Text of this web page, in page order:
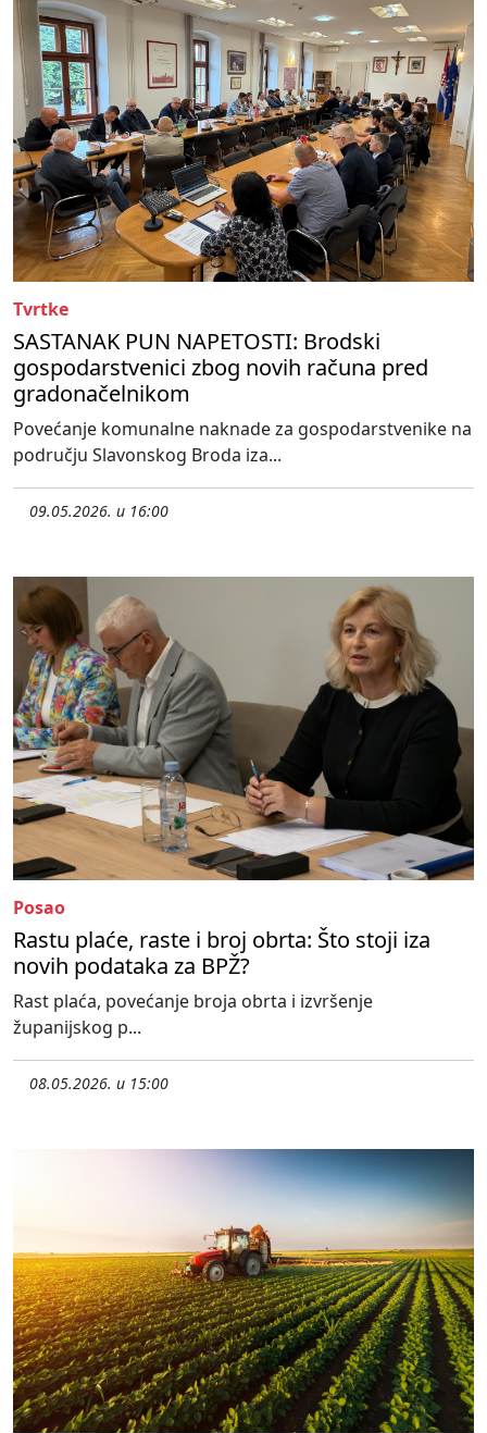
Tvrtke
SASTANAK PUN NAPETOSTI: Brodski
gospodarstvenici zbog novih računa pred
gradonačelnikom
Povećanje komunalne naknade za gospodarstvenike na
području Slavonskog Broda iza...
09.05.2026. u 16:00
Posao
Rastu plaće, raste i broj obrta: Što stoji iza
novih podataka za BPŽ?
Rast plaća, povećanje broja obrta i izvršenje
županijskog p...
08.05.2026. u 15:00